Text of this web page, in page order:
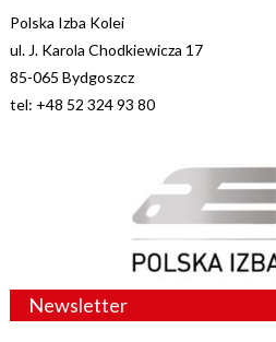
Polska Izba Kolei
ul. J. Karola Chodkiewicza 17
85-065 Bydgoszcz
tel: +48 52 324 93 80
Newsletter